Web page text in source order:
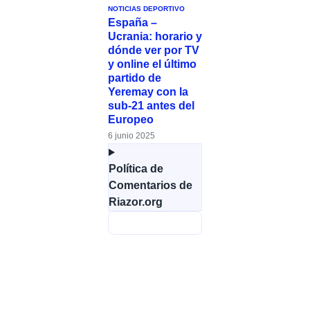
NOTICIAS DEPORTIVO
España –
Ucrania: horario y
dónde ver por TV
y online el último
partido de
Yeremay con la
sub-21 antes del
Europeo
6 junio 2025
Política de
Comentarios de
Riazor.org